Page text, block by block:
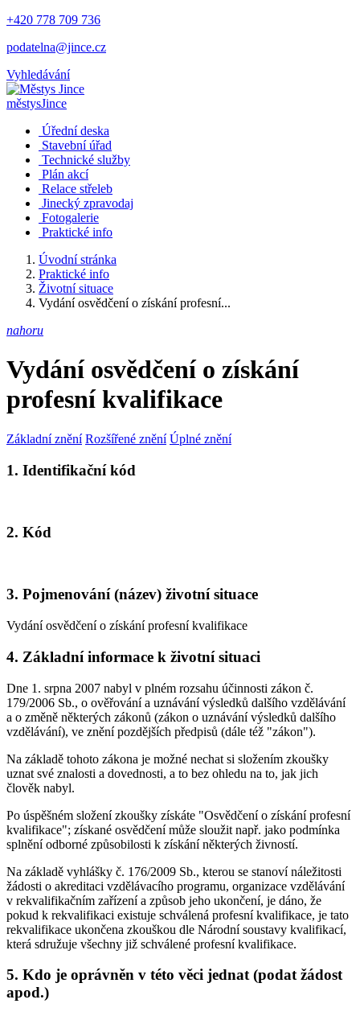
+420 778 709 736
podatelna@jince.cz
Vyhledávání
městysJince
Úřední deska
Stavební úřad
Technické služby
Plán akcí
Relace střeleb
Jinecký zpravodaj
Fotogalerie
Praktické info
Úvodní stránka
Praktické info
Životní situace
Vydání osvědčení o získání profesní...
nahoru
Vydání osvědčení o získání
profesní kvalifikace
Základní znění Rozšířené znění Úplné znění
1. Identifikační kód
2. Kód
3. Pojmenování (název) životní situace
Vydání osvědčení o získání profesní kvalifikace
4. Základní informace k životní situaci
Dne 1. srpna 2007 nabyl v plném rozsahu účinnosti zákon č.
179/2006 Sb., o ověřování a uznávání výsledků dalšího vzdělávání
a o změně některých zákonů (zákon o uznávání výsledků dalšího
vzdělávání), ve znění pozdějších předpisů (dále též "zákon").
Na základě tohoto zákona je možné nechat si složením zkoušky
uznat své znalosti a dovednosti, a to bez ohledu na to, jak jich
člověk nabyl.
Po úspěšném složení zkoušky získáte "Osvědčení o získání profesní
kvalifikace"; získané osvědčení může sloužit např. jako podmínka
splnění odborné způsobilosti k získání některých živností.
Na základě vyhlášky č. 176/2009 Sb., kterou se stanoví náležitosti
žádosti o akreditaci vzdělávacího programu, organizace vzdělávání
v rekvalifikačním zařízení a způsob jeho ukončení, je dáno, že
pokud k rekvalifikaci existuje schválená profesní kvalifikace, je tato
rekvalifikace ukončena zkouškou dle Národní soustavy kvalifikací,
která sdružuje všechny již schválené profesní kvalifikace.
5. Kdo je oprávněn v této věci jednat (podat žádost
apod.)